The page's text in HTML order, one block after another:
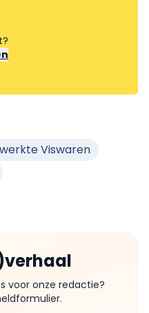
Viswaren
voor onze redactie?